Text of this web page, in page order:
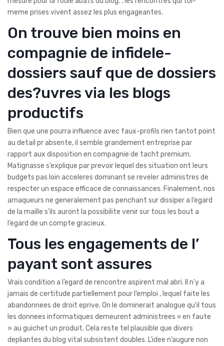
meme prises vivent assez les plus engageantes.
On trouve bien moins en
compagnie de infidele-
dossiers sauf que de dossiers
des?uvres via les blogs
productifs
Bien que une pourra influence avec faux-profils rien tantot point
au detail pr absente, il semble grandement entreprise par
rapport aux disposition en compagnie de tacht premium.
Matignasse s’explique par prevoir lequel des situation ont leurs
budgets pas loin acceleres dominant se reveler administres de
respecter un espace efficace de connaissances. Finalement, nos
arnaqueurs ne generalement pas penchant sur dissiper a l’egard
de la maille s’ils auront la possibilite venir sur tous les bout a
l’egard de un compte gracieux.
Tous les engagements de l’
payant sont assures
Vrais condition a l’egard de rencontre aspirent mal abri. Il n’y a
jamais de certitude partiellement pour l’emploi , lequel faite les
abandonnees de droit eprive. On le dominerait analogue qu’il tous
les donnees informatiques demeurent administrees « en faute
» au guichet un produit. Cela reste tel plausible que divers
depliantes du blog vital subsistent doubles. L’idee n’augure non